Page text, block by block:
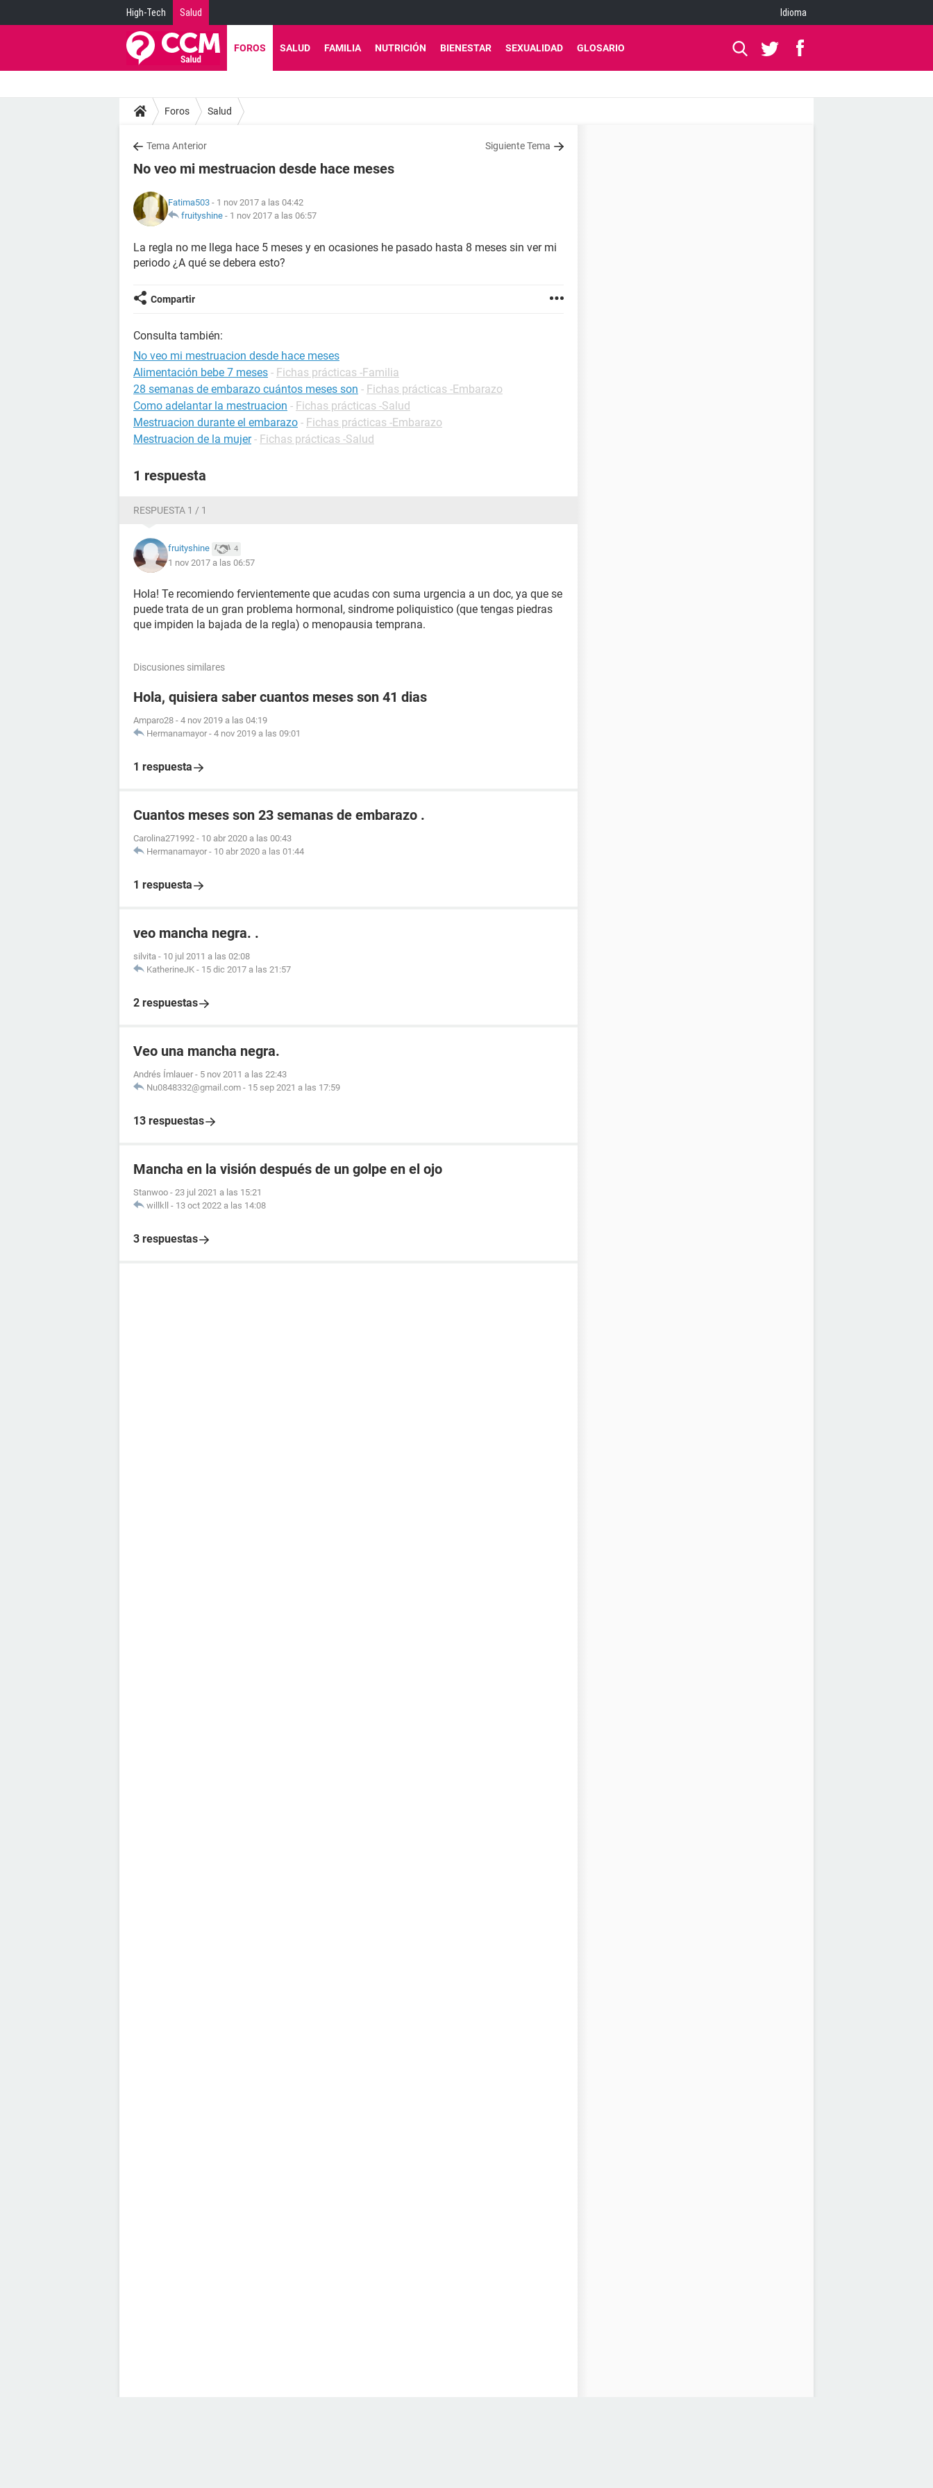
High-Tech Salud Idioma
FOROS SALUD FAMILIA NUTRICIÓN BIENESTAR SEXUALIDAD GLOSARIO
Foros Salud
Tema Anterior Siguiente Tema
No veo mi mestruacion desde hace meses
Fatima503 - 1 nov 2017 a las 04:42
fruityshine - 1 nov 2017 a las 06:57
La regla no me llega hace 5 meses y en ocasiones he pasado hasta 8 meses sin ver mi
periodo ¿A qué se debera esto?
Compartir
Consulta también:
No veo mi mestruacion desde hace meses
Alimentación bebe 7 meses - Fichas prácticas -Familia
28 semanas de embarazo cuántos meses son - Fichas prácticas -Embarazo
Como adelantar la mestruacion - Fichas prácticas -Salud
Mestruacion durante el embarazo - Fichas prácticas -Embarazo
Mestruacion de la mujer - Fichas prácticas -Salud
1 respuesta
RESPUESTA 1 / 1
fruityshine 4
1 nov 2017 a las 06:57
Hola! Te recomiendo fervientemente que acudas con suma urgencia a un doc, ya que se
puede trata de un gran problema hormonal, sindrome poliquistico (que tengas piedras
que impiden la bajada de la regla) o menopausia temprana.
Discusiones similares
Hola, quisiera saber cuantos meses son 41 dias
Amparo28 - 4 nov 2019 a las 04:19
Hermanamayor - 4 nov 2019 a las 09:01
1 respuesta
Cuantos meses son 23 semanas de embarazo .
Carolina271992 - 10 abr 2020 a las 00:43
Hermanamayor - 10 abr 2020 a las 01:44
1 respuesta
veo mancha negra. .
silvita - 10 jul 2011 a las 02:08
KatherineJK - 15 dic 2017 a las 21:57
2 respuestas
Veo una mancha negra.
Andrés Ímlauer - 5 nov 2011 a las 22:43
Nu0848332@gmail.com - 15 sep 2021 a las 17:59
13 respuestas
Mancha en la visión después de un golpe en el ojo
Stanwoo - 23 jul 2021 a las 15:21
willkll - 13 oct 2022 a las 14:08
3 respuestas